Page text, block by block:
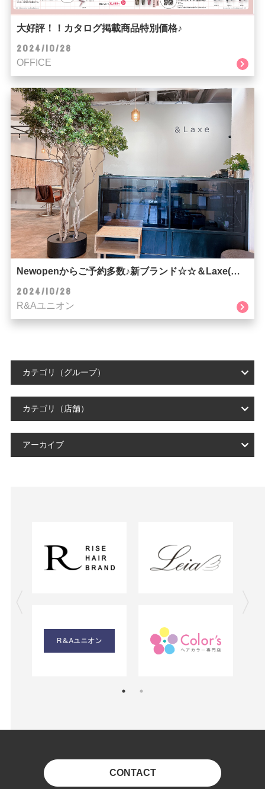
大好評！！カタログ掲載商品特別価格♪
2024/10/28
OFFICE
Newopenからご予約多数♪新ブランド☆☆＆Laxe(ラクス)☆☆
2024/10/28
R&Aユニオン
カテゴリ（グループ）
カテゴリ（店舗）
アーカイブ
CONTACT